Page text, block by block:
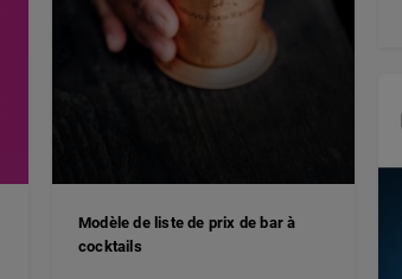
Modèle de liste de prix de bar à
cocktails